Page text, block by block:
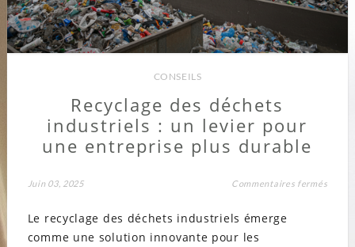
CONSEILS
Recyclage des déchets
industriels : un levier pour
une entreprise plus durable
Juin 03, 2025 Commentaires ferméssur
Le recyclage des déchets industriels émerge
comme une solution innovante pour les